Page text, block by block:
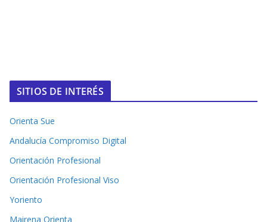
SITIOS DE INTERÉS
Orienta Sue
Andalucía Compromiso Digital
Orientación Profesional
Orientación Profesional Viso
Yoriento
Mairena Orienta